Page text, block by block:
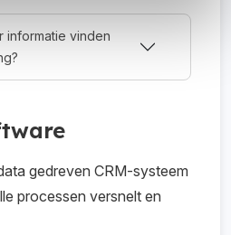
informatie vinden
gedreven CRM-systeem
processen versnelt en